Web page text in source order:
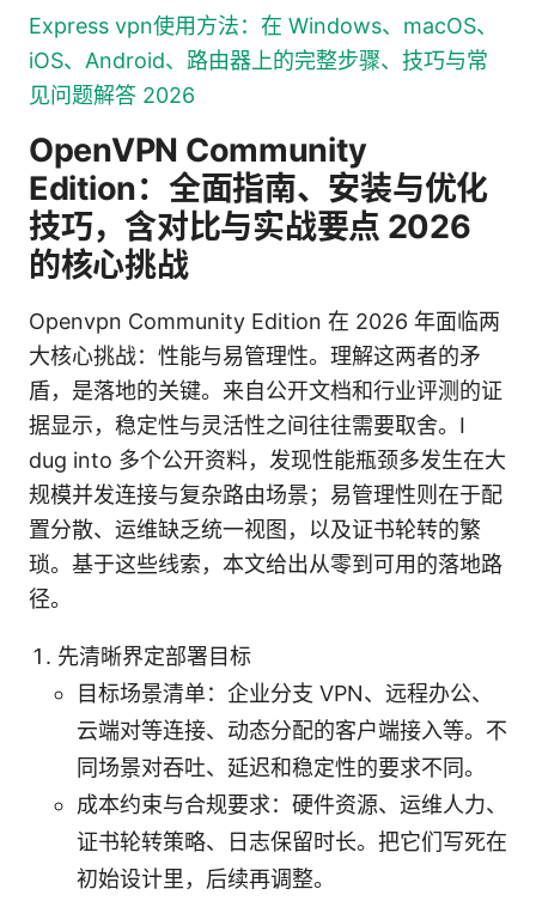
Express vpn使用方法：在 Windows、macOS、
iOS、Android、路由器上的完整步骤、技巧与常
见问题解答 2026
OpenVPN Community
Edition：全面指南、安装与优化
技巧，含对比与实战要点 2026
的核心挑战
Openvpn Community Edition 在 2026 年面临两
大核心挑战：性能与易管理性。理解这两者的矛
盾，是落地的关键。来自公开文档和行业评测的证
据显示，稳定性与灵活性之间往往需要取舍。I
dug into 多个公开资料，发现性能瓶颈多发生在大
规模并发连接与复杂路由场景；易管理性则在于配
置分散、运维缺乏统一视图，以及证书轮转的繁
琐。基于这些线索，本文给出从零到可用的落地路
径。
先清晰界定部署目标
目标场景清单：企业分支 VPN、远程办公、
云端对等连接、动态分配的客户端接入等。不
同场景对吞吐、延迟和稳定性的要求不同。
成本约束与合规要求：硬件资源、运维人力、
证书轮转策略、日志保留时长。把它们写死在
初始设计里，后续再调整。